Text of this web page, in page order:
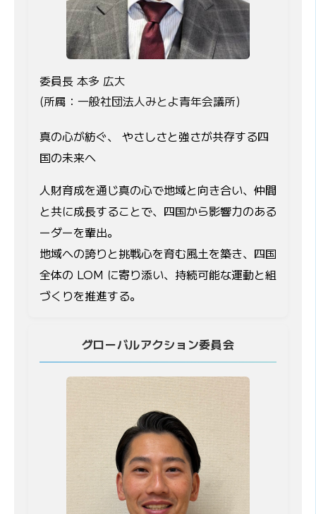
委員長 本多 広大
(所属：一般社団法人みとよ青年会議所)
真の心が紡ぐ、 やさしさと強さが共存する四
国の未来へ
人財育成を通じ真の心で地域と向き合い、仲間
と共に成長することで、四国から影響力のある
ーダーを輩出。
地域への誇りと挑戦心を育む風土を築き、四国
全体の LOM に寄り添い、持続可能な運動と組
づくりを推進する。
グローバルアクション委員会